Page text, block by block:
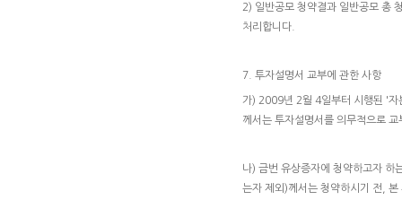
2) 일반공모 청약결과 일반공모 총
처리합니다.
7. 투자설명서 교부에 관한 사항
가) 2009년 2월 4일부터 시행된 '자
께서는 투자설명서를 의무적으로
나) 금번 유상증자에 청약하고자 하
는자 제외)께서는 청약하시기 전,